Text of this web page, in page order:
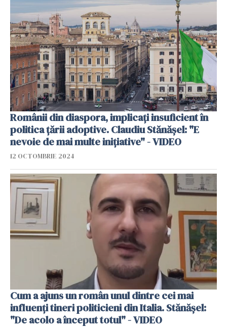
Românii din diaspora, implicați insuficient în
politica țării adoptive. Claudiu Stănășel: "E
nevoie de mai multe inițiative" - VIDEO
12 OCTOMBRIE 2024
Cum a ajuns un român unul dintre cei mai
influenți tineri politicieni din Italia. Stănășel:
"De acolo a început totul" - VIDEO